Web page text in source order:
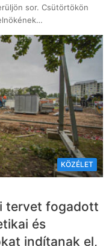
sor. Csütörtökön
KÖZÉLET
tervet fogadott
és
indítanak el,